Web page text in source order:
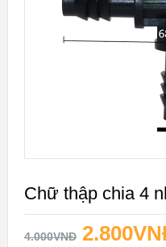
Chữ thập chia 4
4.000VNĐ 2.800